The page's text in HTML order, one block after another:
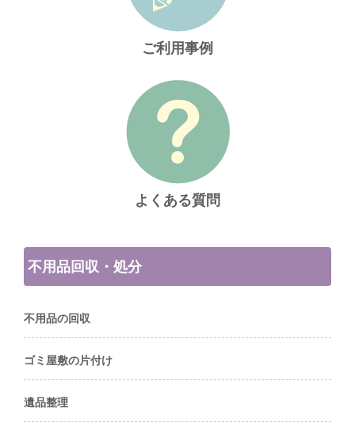
ご利用事例
よくある質問
不用品回収・処分
不用品の回収
ゴミ屋敷の片付け
遺品整理